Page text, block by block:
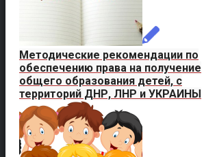
Методические рекомендации по
обеспечению права на получение
общего образования детей, с
территорий ДНР, ЛНР и УКРАИНЫ